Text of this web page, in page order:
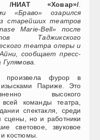
/НИАТ «Ховар»/
«Браво» озарился
старейших театров
Marie-Bell» после
Таджикского
театра оперы и
сообщает пресс-
произвела фурор в
изысками Париже. Это
высокого
команды театра,
спектакля, среди
сцены, но и работники
световое, звуковое
костюмы.